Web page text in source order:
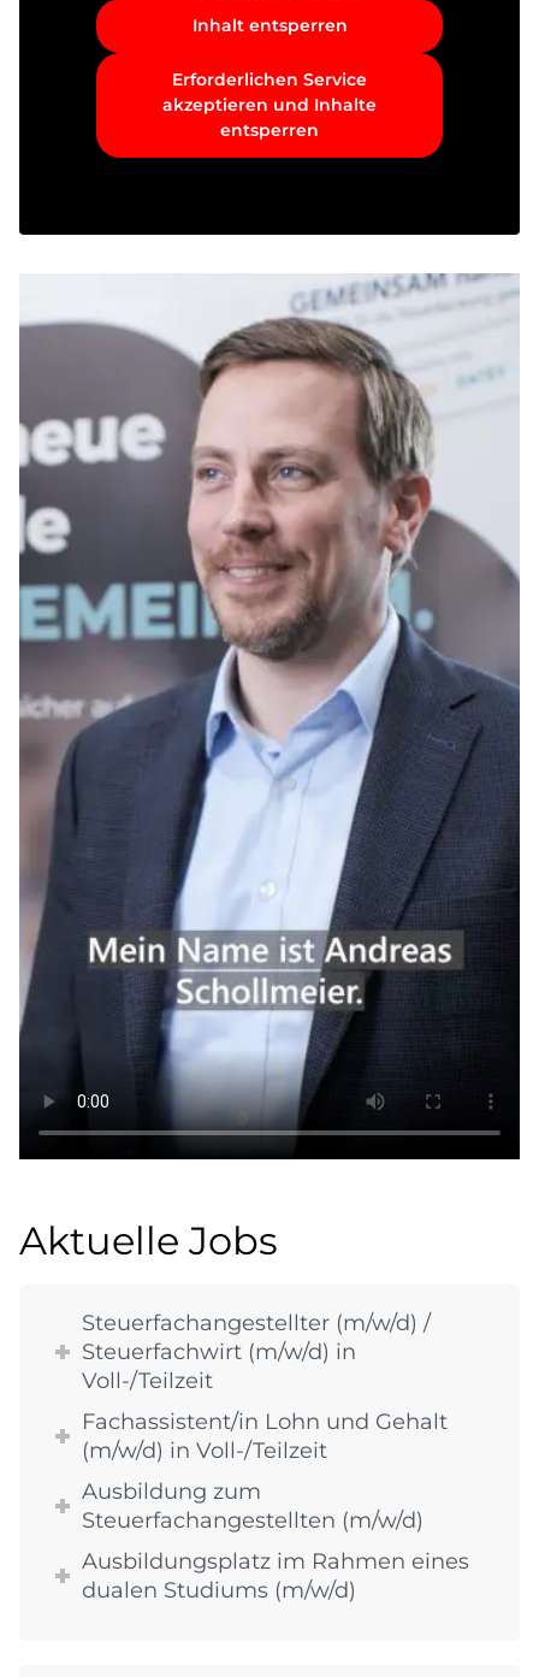
Inhalt entsperren
Erforderlichen Service
akzeptieren und Inhalte
entsperren
Aktuelle Jobs
Steuerfachangestellter (m/w/d) /
Steuerfachwirt (m/w/d) in
Voll-/Teilzeit
Fachassistent/in Lohn und Gehalt
(m/w/d) in Voll-/Teilzeit
Ausbildung zum
Steuerfachangestellten (m/w/d)
Ausbildungsplatz im Rahmen eines
dualen Studiums (m/w/d)